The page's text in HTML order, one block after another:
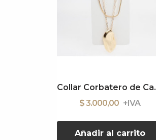
$ 3.000,00
Añadir al carrito